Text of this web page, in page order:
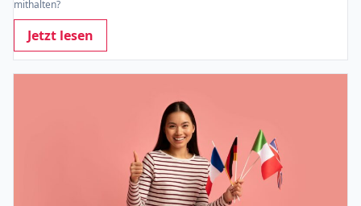
mithalten?
Jetzt lesen